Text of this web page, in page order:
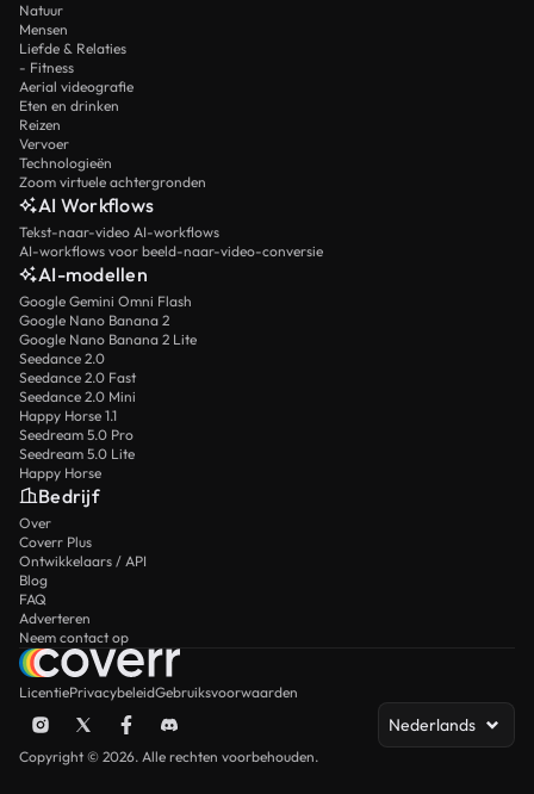
Natuur
Mensen
Liefde & Relaties
- Fitness
Aerial videografie
Eten en drinken
Reizen
Vervoer
Technologieën
Zoom virtuele achtergronden
AI Workflows
Tekst-naar-video AI-workflows
AI-workflows voor beeld-naar-video-conversie
AI-modellen
Google Gemini Omni Flash
Google Nano Banana 2
Google Nano Banana 2 Lite
Seedance 2.0
Seedance 2.0 Fast
Seedance 2.0 Mini
Happy Horse 1.1
Seedream 5.0 Pro
Seedream 5.0 Lite
Happy Horse
Bedrijf
Over
Coverr Plus
Ontwikkelaars / API
Blog
FAQ
Adverteren
Neem contact op
LicentiePrivacybeleidGebruiksvoorwaarden
Nederlands
Copyright © 2026. Alle rechten voorbehouden.